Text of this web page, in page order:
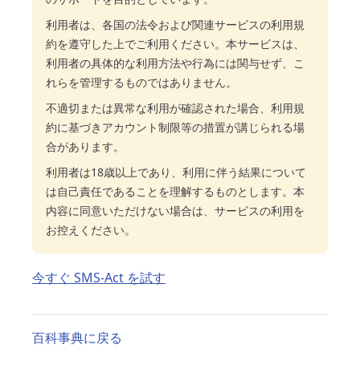
利用者は、各国の法令および関連サービスの利用規
約を遵守した上でご利用ください。本サービスは、
利用者の具体的な利用方法や行為には関与せず、こ
れらを管理するものではありません。
不適切または異常な利用が確認された場合、利用規
約に基づきアカウント制限等の措置が講じられる場
合があります。
利用者は18歳以上であり、利用に伴う結果について
は自己責任であることを理解するものとします。本
内容に同意いただけない場合は、サービスの利用を
お控えください。
今すぐ SMS-Act を試す
百科事典に戻る